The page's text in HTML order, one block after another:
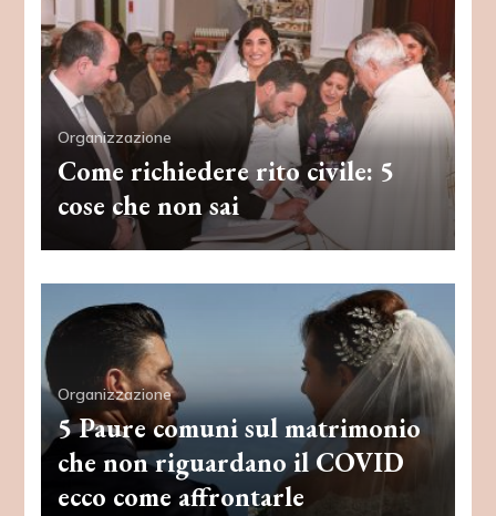
Organizzazione
Come richiedere rito civile: 5
cose che non sai
Organizzazione
5 Paure comuni sul matrimonio
che non riguardano il COVID
ecco come affrontarle